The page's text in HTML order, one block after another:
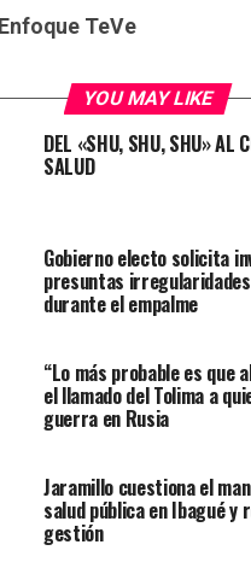
Enfoque TeVe
YOU MAY LIKE
DEL «SHU, SHU, SHU» AL
SALUD
Gobierno electo solicita
presuntas
durante el empalme
“Lo más probable es que
el llamado del Tolima a
guerra en Rusia
Jaramillo cuestiona el
salud pública en Ibagué y
gestión